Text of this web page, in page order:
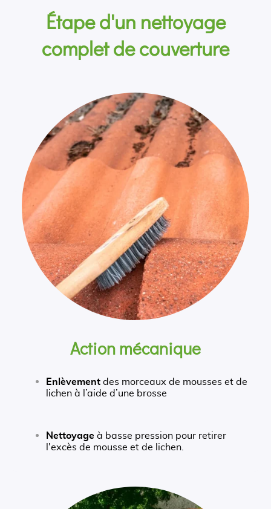
Étape d'un nettoyage
complet de couverture
Action mécanique
Enlèvement des morceaux de mousses et de
lichen à l’aide d’une brosse
Nettoyage à basse pression pour retirer
l'excès de mousse et de lichen.